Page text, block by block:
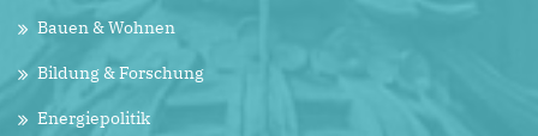
Bauen & Wohnen
Bildung & Forschung
Energiepolitik